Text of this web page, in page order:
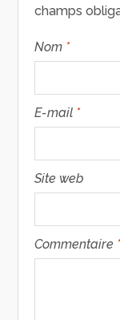
champs
Nom *
E-mail *
Site web
Commentaire